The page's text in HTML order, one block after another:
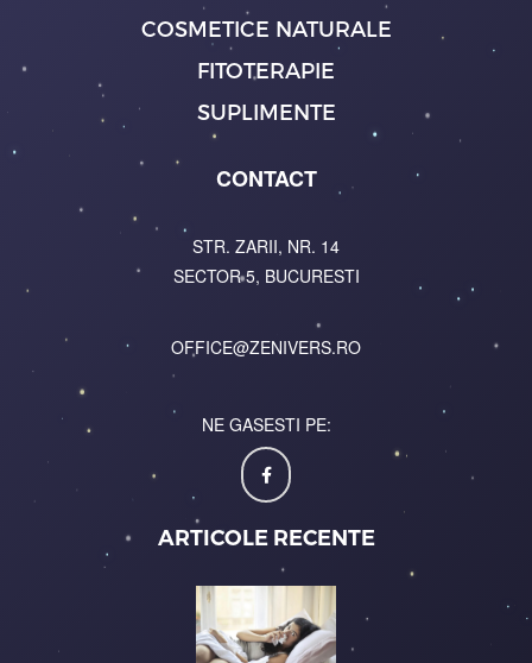
COSMETICE NATURALE
FITOTERAPIE
SUPLIMENTE
CONTACT
STR. ZARII, NR. 14
SECTOR 5, BUCURESTI
OFFICE@ZENIVERS.RO
NE GASESTI PE:
ARTICOLE RECENTE